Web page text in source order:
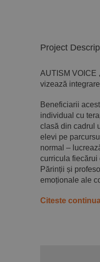
Project
AUTISM VOICE
vizează
Beneficiarii
individual cu
clasă din cadrul
elevi pe
normal –
curricula fiecărui
Părinții și
emoționale ale
Citeste